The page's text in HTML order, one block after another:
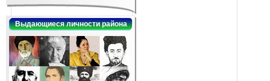
Выдающиеся личности района